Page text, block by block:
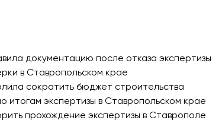
документацию после отказа экспертизы
в Ставропольском крае
сократить бюджет строительства
итогам экспертизы в Ставропольском крае
прохождение экспертизы в Ставрополе